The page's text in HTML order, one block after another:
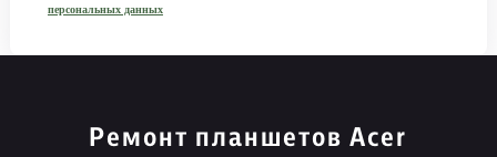
персональных данных
Ремонт планшетов Acer